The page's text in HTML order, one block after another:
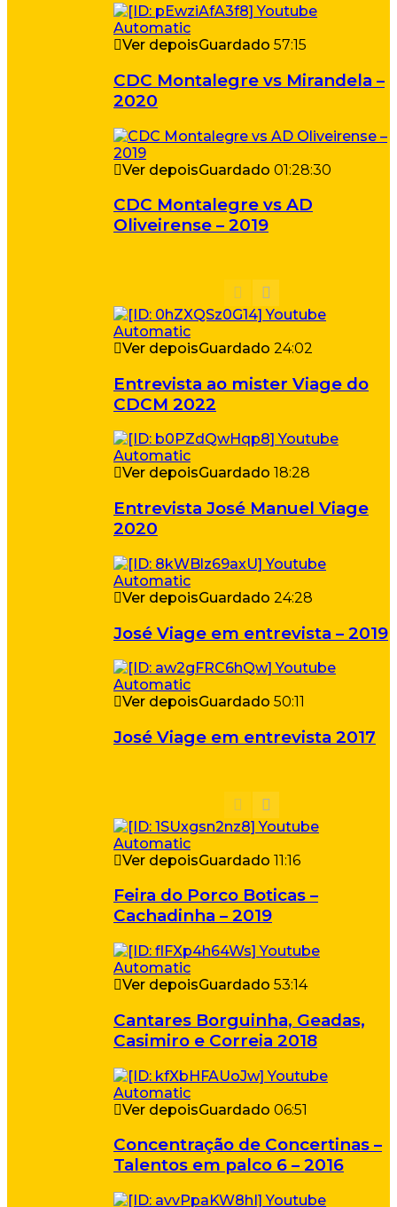
Ver depoisGuardado 57:15
CDC Montalegre vs Mirandela –
2020
Ver depoisGuardado 01:28:30
CDC Montalegre vs AD
Oliveirense – 2019
Ver depoisGuardado 24:02
Entrevista ao mister Viage do
CDCM 2022
Ver depoisGuardado 18:28
Entrevista José Manuel Viage
2020
Ver depoisGuardado 24:28
José Viage em entrevista – 2019
Ver depoisGuardado 50:11
José Viage em entrevista 2017
Ver depoisGuardado 11:16
Feira do Porco Boticas –
Cachadinha – 2019
Ver depoisGuardado 53:14
Cantares Borguinha, Geadas,
Casimiro e Correia 2018
Ver depoisGuardado 06:51
Concentração de Concertinas –
Talentos em palco 6 – 2016